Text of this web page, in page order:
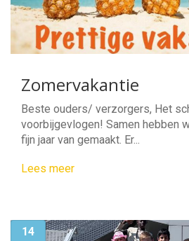
Zomervakantie
Beste ouders/ verzorgers, Het
voorbijgevlogen! Samen hebben
fijn jaar van gemaakt. Er...
Lees meer
14